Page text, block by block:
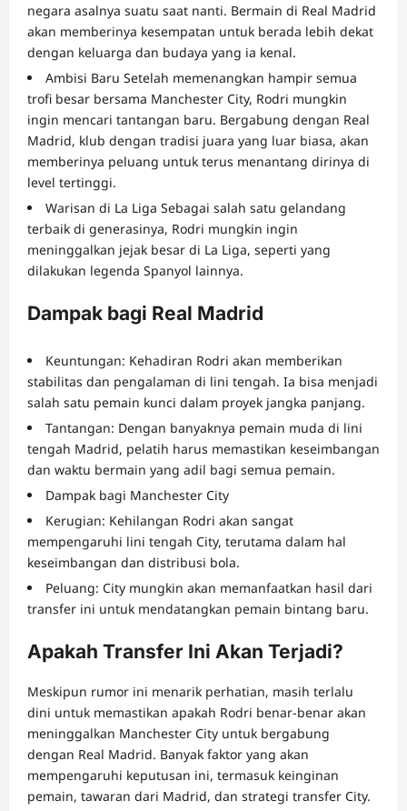
negara asalnya suatu saat nanti. Bermain di Real Madrid
akan memberinya kesempatan untuk berada lebih dekat
dengan keluarga dan budaya yang ia kenal.
Ambisi Baru Setelah memenangkan hampir semua
trofi besar bersama Manchester City, Rodri mungkin
ingin mencari tantangan baru. Bergabung dengan Real
Madrid, klub dengan tradisi juara yang luar biasa, akan
memberinya peluang untuk terus menantang dirinya di
level tertinggi.
Warisan di La Liga Sebagai salah satu gelandang
terbaik di generasinya, Rodri mungkin ingin
meninggalkan jejak besar di La Liga, seperti yang
dilakukan legenda Spanyol lainnya.
Dampak bagi Real Madrid
Keuntungan: Kehadiran Rodri akan memberikan
stabilitas dan pengalaman di lini tengah. Ia bisa menjadi
salah satu pemain kunci dalam proyek jangka panjang.
Tantangan: Dengan banyaknya pemain muda di lini
tengah Madrid, pelatih harus memastikan keseimbangan
dan waktu bermain yang adil bagi semua pemain.
Dampak bagi Manchester City
Kerugian: Kehilangan Rodri akan sangat
mempengaruhi lini tengah City, terutama dalam hal
keseimbangan dan distribusi bola.
Peluang: City mungkin akan memanfaatkan hasil dari
transfer ini untuk mendatangkan pemain bintang baru.
Apakah Transfer Ini Akan Terjadi?
Meskipun rumor ini menarik perhatian, masih terlalu
dini untuk memastikan apakah Rodri benar-benar akan
meninggalkan Manchester City untuk bergabung
dengan Real Madrid. Banyak faktor yang akan
mempengaruhi keputusan ini, termasuk keinginan
pemain, tawaran dari Madrid, dan strategi transfer City.